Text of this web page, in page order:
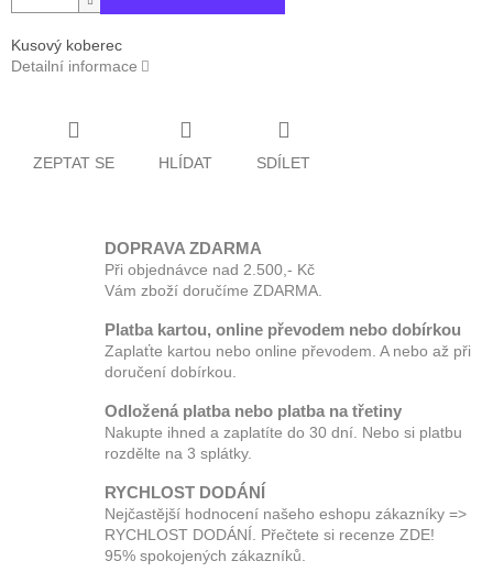
Kusový koberec
Detailní informace
ZEPTAT SE HLÍDAT SDÍLET
DOPRAVA ZDARMA
Při objednávce nad 2.500,- Kč
Vám zboží doručíme ZDARMA.
Platba kartou, online převodem nebo dobírkou
Zaplaťte kartou nebo online převodem. A nebo až při
doručení dobírkou.
Odložená platba nebo platba na třetiny
Nakupte ihned a zaplatíte do 30 dní. Nebo si platbu
rozdělte na 3 splátky.
RYCHLOST DODÁNÍ
Nejčastější hodnocení našeho eshopu zákazníky =>
RYCHLOST DODÁNÍ. Přečtete si recenze ZDE!
95% spokojených zákazníků.